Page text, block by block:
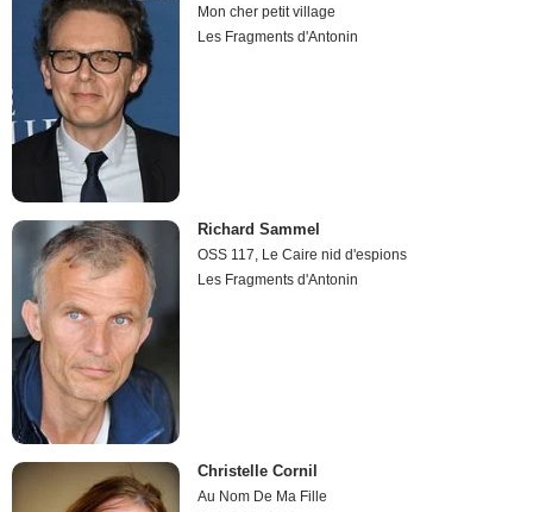
Mon cher petit village
Les Fragments d'Antonin
Richard Sammel
OSS 117, Le Caire nid d'espions
Les Fragments d'Antonin
Christelle Cornil
Au Nom De Ma Fille